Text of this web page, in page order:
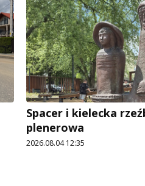
Spacer i kielecka
plenerowa
2026.08.04 12:35